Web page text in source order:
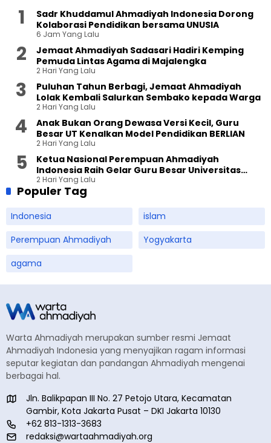
Sadr Khuddamul Ahmadiyah Indonesia Dorong
Kolaborasi Pendidikan bersama UNUSIA
6 Jam Yang Lalu
Jemaat Ahmadiyah Sadasari Hadiri Kemping
Pemuda Lintas Agama di Majalengka
2 Hari Yang Lalu
Puluhan Tahun Berbagi, Jemaat Ahmadiyah
Lolak Kembali Salurkan Sembako kepada Warga
2 Hari Yang Lalu
Anak Bukan Orang Dewasa Versi Kecil, Guru
Besar UT Kenalkan Model Pendidikan BERLIAN
2 Hari Yang Lalu
Ketua Nasional Perempuan Ahmadiyah
Indonesia Raih Gelar Guru Besar Universitas
Terbuka
2 Hari Yang Lalu
Populer Tag
Indonesia
islam
Perempuan Ahmadiyah
Yogyakarta
agama
Warta Ahmadiyah merupakan sumber resmi Jemaat
Ahmadiyah Indonesia yang menyajikan ragam informasi
seputar kegiatan dan pandangan Ahmadiyah mengenai
berbagai hal.
Jln. Balikpapan III No. 27 Petojo Utara, Kecamatan
Gambir, Kota Jakarta Pusat – DKI Jakarta 10130
+62 813-1313-3683
redaksi@wartaahmadiyah.org